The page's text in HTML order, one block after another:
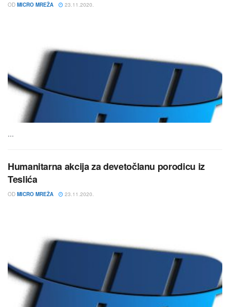
OD MICRO MREŽA 23.11.2020.
...
Humanitarna akcija za devetočlanu porodicu iz
Teslića
OD MICRO MREŽA 23.11.2020.